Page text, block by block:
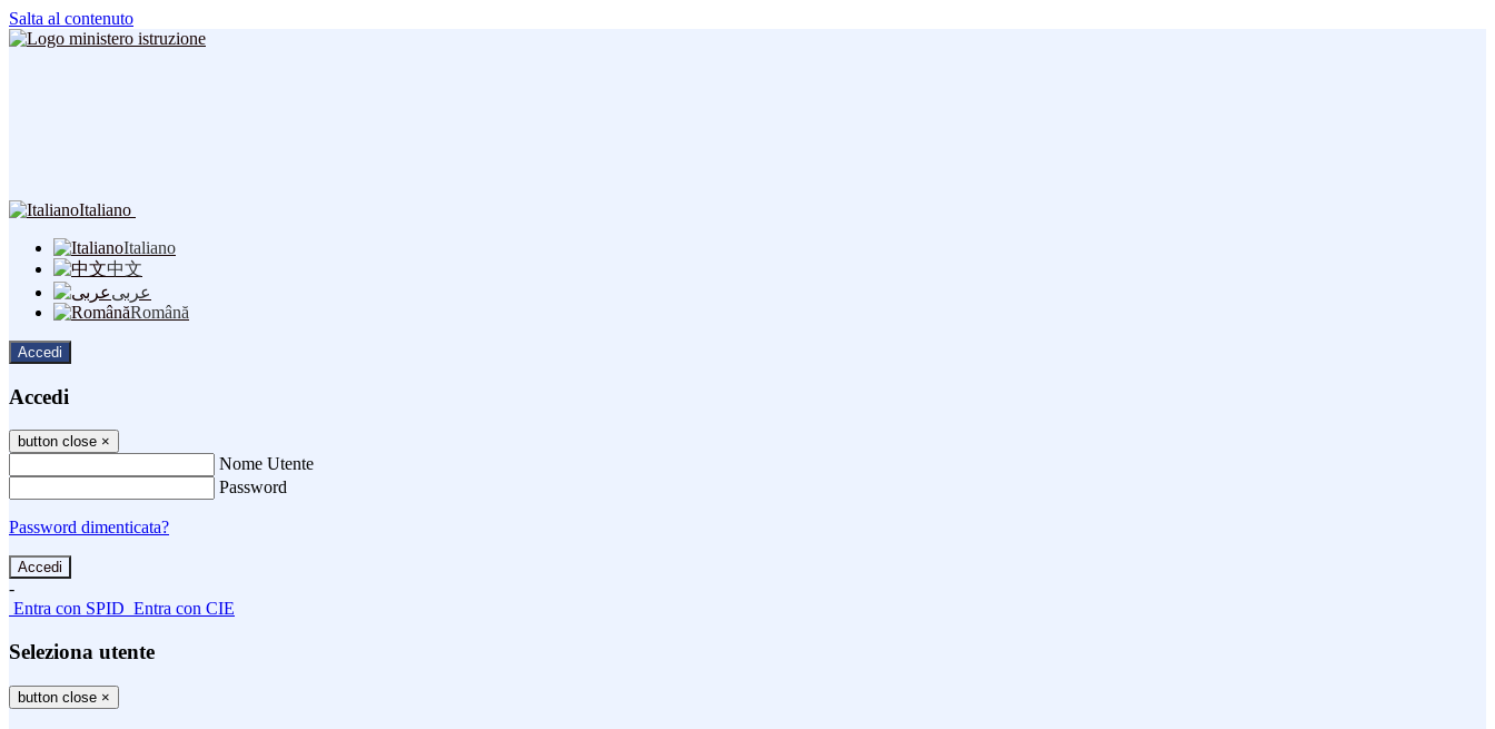
Salta al contenuto
Italiano
Italiano
中文
عربى
Română
Accedi
Accedi
button close ×
Nome Utente
Password
Password dimenticata?
-
Entra con SPID Entra con CIE
Seleziona utente
button close ×